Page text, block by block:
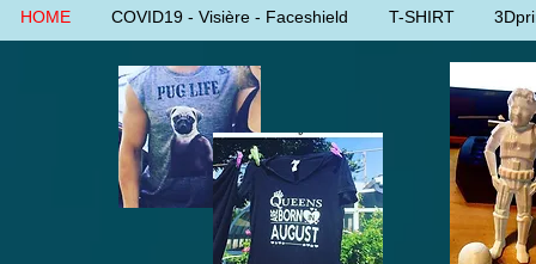
HOME COVID19 - Visière - Faceshield T-SHIRT